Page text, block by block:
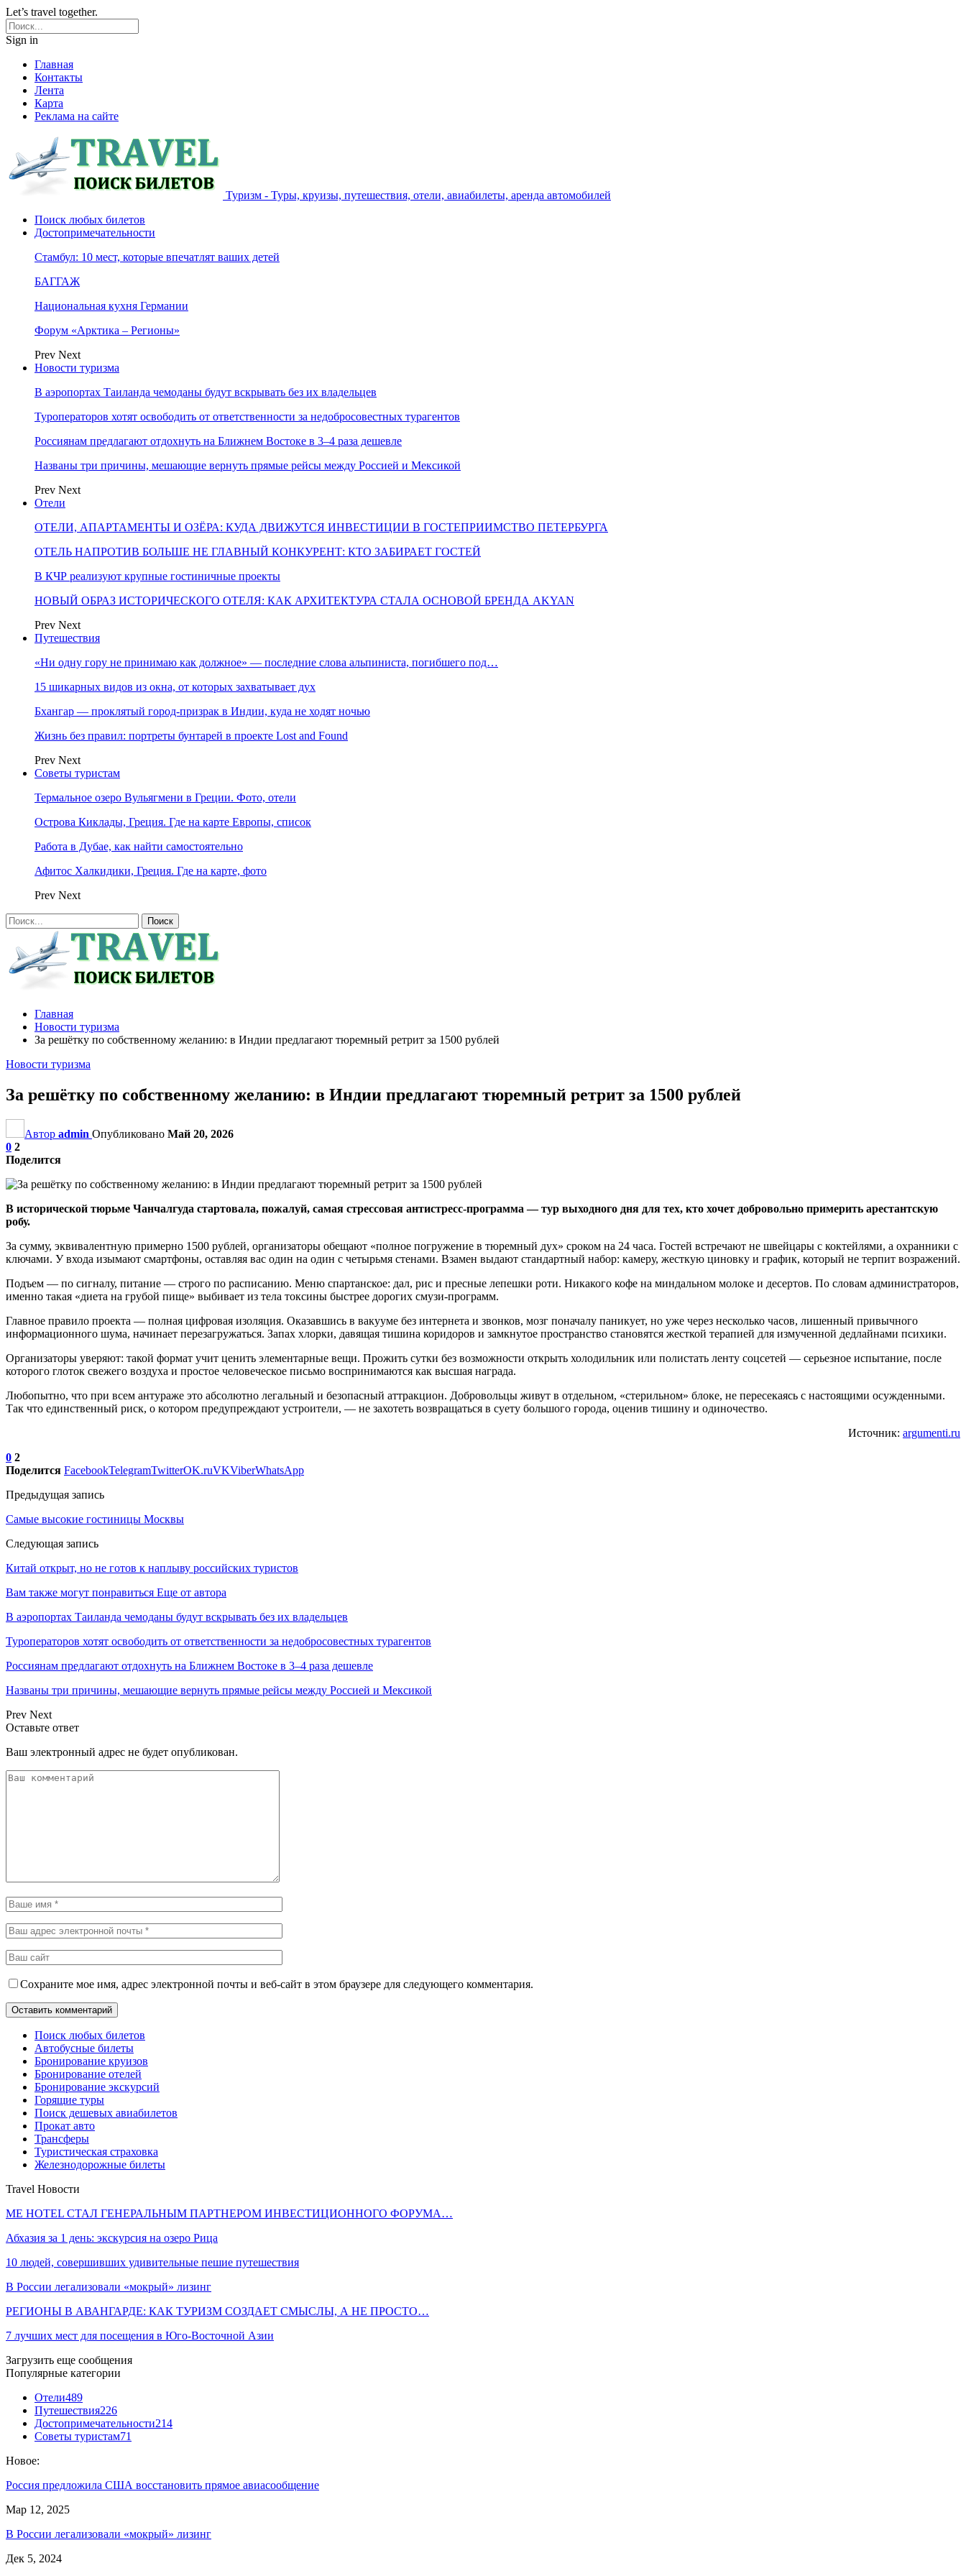
Let’s travel together.
Sign in
Главная
Контакты
Лента
Карта
Реклама на сайте
Туризм - Туры, круизы, путешествия, отели, авиабилеты, аренда автомобилей
Поиск любых билетов
Достопримечательности
Стамбул: 10 мест, которые впечатлят ваших детей
БАГГАЖ
Национальная кухня Германии
Форум «Арктика – Регионы»
Prev Next
Новости туризма
В аэропортах Таиланда чемоданы будут вскрывать без их владельцев
Туроператоров хотят освободить от ответственности за недобросовестных турагентов
Россиянам предлагают отдохнуть на Ближнем Востоке в 3–4 раза дешевле
Названы три причины, мешающие вернуть прямые рейсы между Россией и Мексикой
Prev Next
Отели
ОТЕЛИ, АПАРТАМЕНТЫ И ОЗЁРА: КУДА ДВИЖУТСЯ ИНВЕСТИЦИИ В ГОСТЕПРИИМСТВО ПЕТЕРБУРГА
ОТЕЛЬ НАПРОТИВ БОЛЬШЕ НЕ ГЛАВНЫЙ КОНКУРЕНТ: КТО ЗАБИРАЕТ ГОСТЕЙ
В КЧР реализуют крупные гостиничные проекты
НОВЫЙ ОБРАЗ ИСТОРИЧЕСКОГО ОТЕЛЯ: КАК АРХИТЕКТУРА СТАЛА ОСНОВОЙ БРЕНДА AKYAN
Prev Next
Путешествия
«Ни одну гору не принимаю как должное» — последние слова альпиниста, погибшего под…
15 шикарных видов из окна, от которых захватывает дух
Бхангар — проклятый город-призрак в Индии, куда не ходят ночью
Жизнь без правил: портреты бунтарей в проекте Lost and Found
Prev Next
Советы туристам
Термальное озеро Вульягмени в Греции. Фото, отели
Острова Киклады, Греция. Где на карте Европы, список
Работа в Дубае, как найти самостоятельно
Афитос Халкидики, Греция. Где на карте, фото
Prev Next
Главная
Новости туризма
За решётку по собственному желанию: в Индии предлагают тюремный ретрит за 1500 рублей
Новости туризма
За решётку по собственному желанию: в Индии предлагают тюремный ретрит за 1500 рублей
Автор admin Опубликовано Май 20, 2026
0 2
Поделится
В исторической тюрьме Чанчалгуда стартовала, пожалуй, самая стрессовая антистресс-программа — тур выходного дня для тех, кто хочет добровольно примерить арестантскую
робу.
За сумму, эквивалентную примерно 1500 рублей, организаторы обещают «полное погружение в тюремный дух» сроком на 24 часа. Гостей встречают не швейцары с коктейлями, а охранники с
ключами. У входа изымают смартфоны, оставляя вас один на один с четырьмя стенами. Взамен выдают стандартный набор: камеру, жесткую циновку и график, который не терпит возражений.
Подъем — по сигналу, питание — строго по расписанию. Меню спартанское: дал, рис и пресные лепешки роти. Никакого кофе на миндальном молоке и десертов. По словам администраторов,
именно такая «диета на грубой пище» выбивает из тела токсины быстрее дорогих смузи-программ.
Главное правило проекта — полная цифровая изоляция. Оказавшись в вакууме без интернета и звонков, мозг поначалу паникует, но уже через несколько часов, лишенный привычного
информационного шума, начинает перезагружаться. Запах хлорки, давящая тишина коридоров и замкнутое пространство становятся жесткой терапией для измученной дедлайнами психики.
Организаторы уверяют: такой формат учит ценить элементарные вещи. Прожить сутки без возможности открыть холодильник или полистать ленту соцсетей — серьезное испытание, после
которого глоток свежего воздуха и простое человеческое письмо воспринимаются как высшая награда.
Любопытно, что при всем антураже это абсолютно легальный и безопасный аттракцион. Добровольцы живут в отдельном, «стерильном» блоке, не пересекаясь с настоящими осужденными.
Так что единственный риск, о котором предупреждают устроители, — не захотеть возвращаться в суету большого города, оценив тишину и одиночество.
Источник: argumenti.ru
0 2
Поделится FacebookTelegramTwitterOK.ruVKViberWhatsApp
Предыдущая запись
Самые высокие гостиницы Москвы
Следующая запись
Китай открыт, но не готов к наплыву российских туристов
Вам также могут понравиться Еще от автора
В аэропортах Таиланда чемоданы будут вскрывать без их владельцев
Туроператоров хотят освободить от ответственности за недобросовестных турагентов
Россиянам предлагают отдохнуть на Ближнем Востоке в 3–4 раза дешевле
Названы три причины, мешающие вернуть прямые рейсы между Россией и Мексикой
Prev Next
Оставьте ответ
Ваш электронный адрес не будет опубликован.
Сохраните мое имя, адрес электронной почты и веб-сайт в этом браузере для следующего комментария.
Поиск любых билетов
Автобусные билеты
Бронирование круизов
Бронирование отелей
Бронирование экскурсий
Горящие туры
Поиск дешевых авиабилетов
Прокат авто
Трансферы
Туристическая страховка
Железнодорожные билеты
Travel Новости
ME HOTEL СТАЛ ГЕНЕРАЛЬНЫМ ПАРТНЕРОМ ИНВЕСТИЦИОННОГО ФОРУМА…
Абхазия за 1 день: экскурсия на озеро Рица
10 людей, совершивших удивительные пешие путешествия
В России легализовали «мокрый» лизинг
РЕГИОНЫ В АВАНГАРДЕ: КАК ТУРИЗМ СОЗДАЕТ СМЫСЛЫ, А НЕ ПРОСТО…
7 лучших мест для посещения в Юго-Восточной Азии
Загрузить еще сообщения
Популярные категории
Отели489
Путешествия226
Достопримечательности214
Советы туристам71
Новое:
Россия предложила США восстановить прямое авиасообщение
Мар 12, 2025
В России легализовали «мокрый» лизинг
Дек 5, 2024